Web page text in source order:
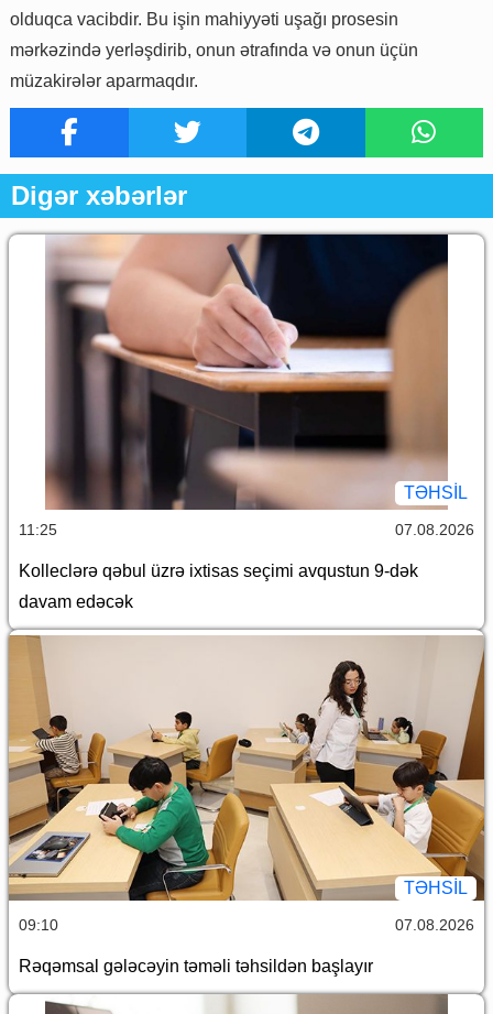
olduqca vacibdir. Bu işin mahiyyəti uşağı prosesin
mərkəzində yerləşdirib, onun ətrafında və onun üçün
müzakirələr aparmaqdır.
Digər xəbərlər
TƏHSIL
11:25 07.08.2026
Kolleclərə qəbul üzrə ixtisas seçimi avqustun 9-dək
davam edəcək
TƏHSIL
09:10 07.08.2026
Rəqəmsal gələcəyin təməli təhsildən başlayır